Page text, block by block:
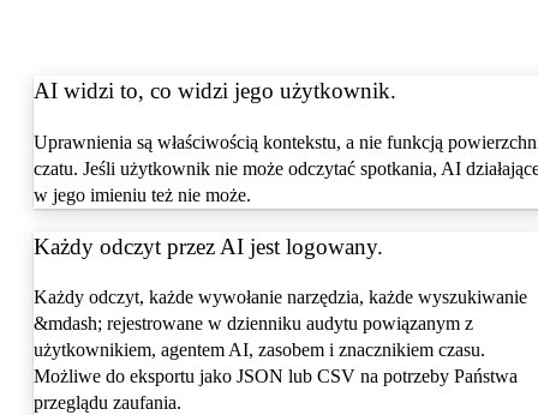
AI widzi to, co widzi jego użytkownik.
Uprawnienia są właściwością kontekstu, a nie funkcją
czatu. Jeśli użytkownik nie może odczytać spotkania, AI
w jego imieniu też nie może.
Każdy odczyt przez AI jest logowany.
Każdy odczyt, każde wywołanie narzędzia, każde wyszukiwanie
&mdash; rejestrowane w dzienniku audytu powiązanym z
użytkownikiem, agentem AI, zasobem i znacznikiem czasu.
Możliwe do eksportu jako JSON lub CSV na potrzeby Państwa
przeglądu zaufania.